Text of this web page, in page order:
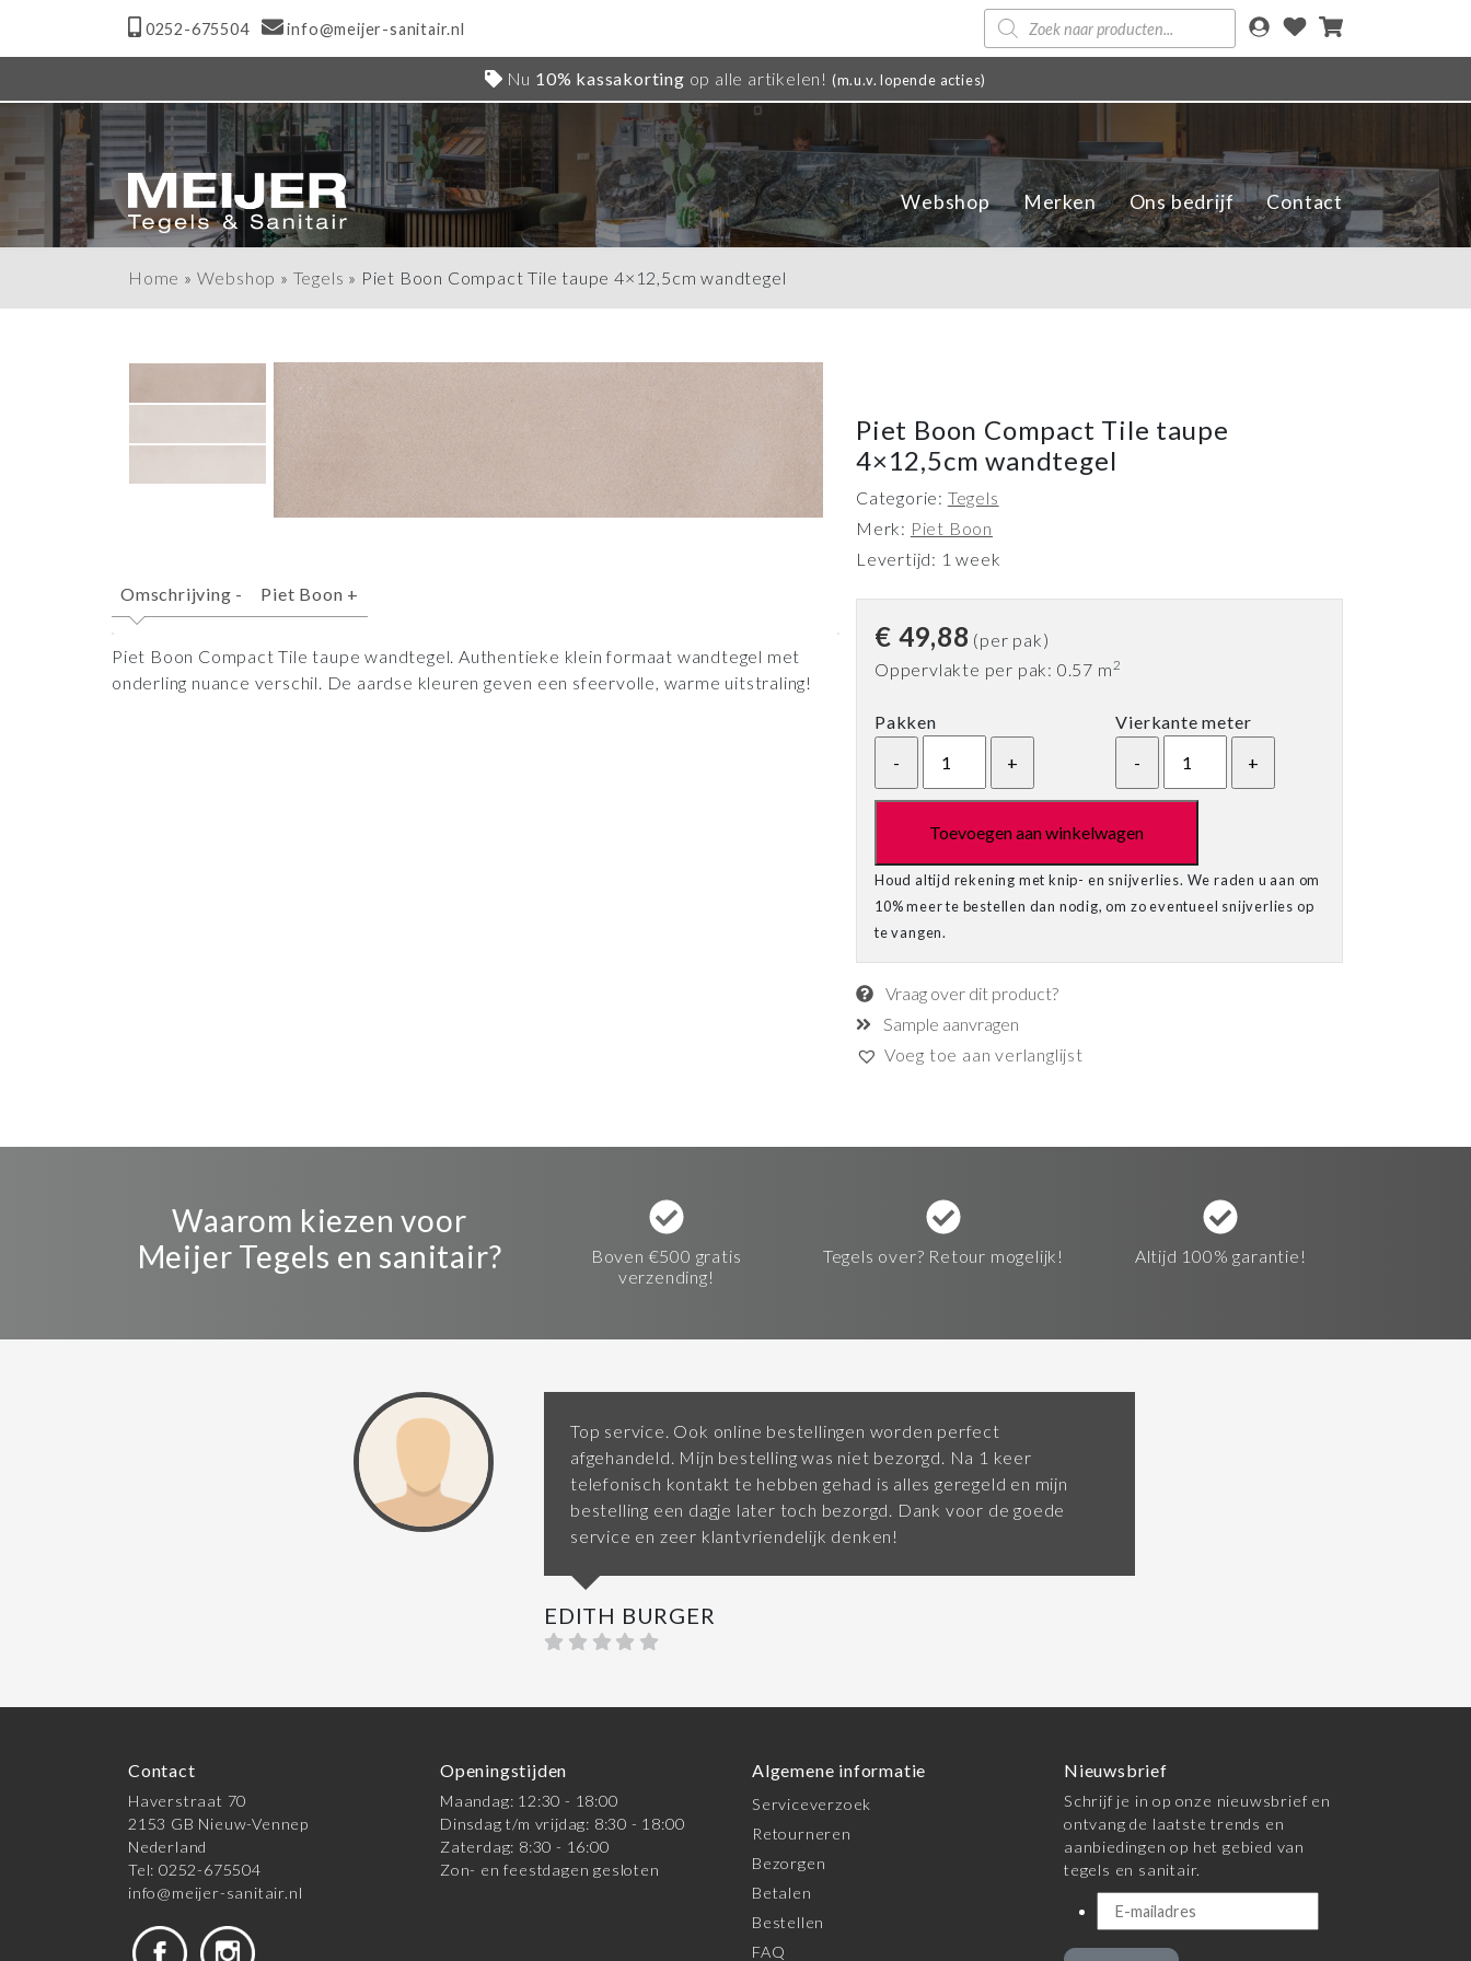
0252-675504 info@meijer-sanitair.nl
Producten
zoeken
Nu 10% kassakorting op alle artikelen! (m.u.v. lopende acties)
Webshop Merken Ons bedrijf Contact
Home » Webshop » Tegels » Piet Boon Compact Tile taupe 4×12,5cm wandtegel
Omschrijving - Piet Boon +
Piet Boon Compact Tile taupe wandtegel. Authentieke klein formaat wandtegel met
onderling nuance verschil. De aardse kleuren geven een sfeervolle, warme uitstraling!
Piet Boon Compact Tile taupe
4×12,5cm wandtegel
Categorie: Tegels
Merk: Piet Boon
Levertijd: 1 week
€ 49,88 (per pak)
Oppervlakte per pak: 0.57 m2
Pakken Vierkante meter
Toevoegen aan winkelwagen
Houd altijd rekening met knip- en snijverlies. We raden u aan om
10% meer te bestellen dan nodig, om zo eventueel snijverlies op
te vangen.
Vraag over dit product?
Sample aanvragen
Voeg toe aan verlanglijst
Waarom kiezen voor
Meijer Tegels en sanitair?
Boven €500 gratis
verzending!
Tegels over? Retour mogelijk! Altijd 100% garantie!
Top service. Ook online bestellingen worden perfect
afgehandeld. Mijn bestelling was niet bezorgd. Na 1 keer
telefonisch kontakt te hebben gehad is alles geregeld en mijn
bestelling een dagje later toch bezorgd. Dank voor de goede
service en zeer klantvriendelijk denken!
EDITH BURGER
Contact
Haverstraat 70
2153 GB Nieuw-Vennep
Nederland
Tel: 0252-675504
info@meijer-sanitair.nl
Openingstijden
Maandag: 12:30 - 18:00
Dinsdag t/m vrijdag: 8:30 - 18:00
Zaterdag: 8:30 - 16:00
Zon- en feestdagen gesloten
Algemene informatie
Serviceverzoek
Retourneren
Bezorgen
Betalen
Bestellen
FAQ
Nieuwsbrief
Schrijf je in op onze nieuwsbrief en
ontvang de laatste trends en
aanbiedingen op het gebied van
tegels en sanitair.